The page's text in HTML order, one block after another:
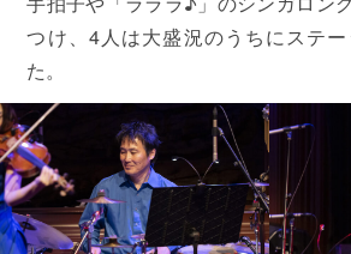
つけ、4人は大盛況のうちにステ
た。